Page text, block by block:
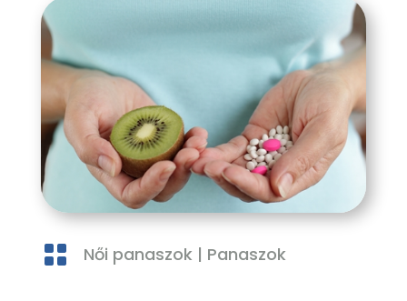
 Női panaszok | Panaszok